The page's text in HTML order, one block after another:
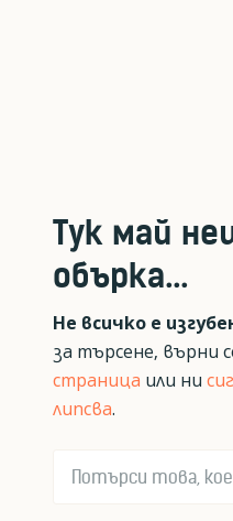
Тук май
обърка...
Не всичко е
за търсене, върни
страница или ни
липсва.